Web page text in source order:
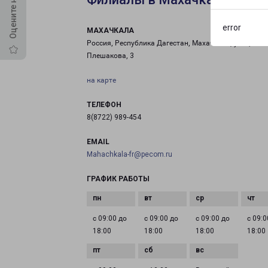
error
МАХАЧКАЛА
Россия, Республика Дагестан, Махачкала, улица
Плешакова, 3
на карте
ТЕЛЕФОН
8(8722) 989-454
EMAIL
Mahachkala-fr@pecom.ru
ГРАФИК РАБОТЫ
с 09:00 до
18:00
с 09:00 до
18:00
с 09:00 до
18:00
с
18:00